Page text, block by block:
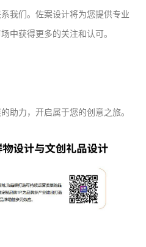
我们。佐案设计将为您提供专业
中获得更多的关注和认可。
助力，开启属于您的创意之旅。